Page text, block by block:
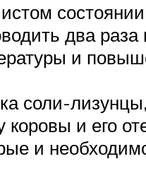
два раза
и
соли-
и его
и